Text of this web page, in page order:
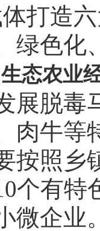
打造
绿色化
态农业
展脱毒
肉牛等
按照乡
个有
微企业